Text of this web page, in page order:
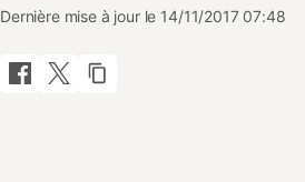
Dernière mise à jour le 14/11/2017 07:48